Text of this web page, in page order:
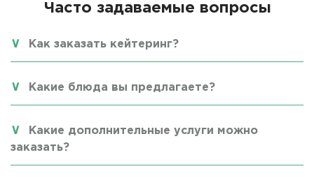
Часто задаваемые вопросы
Как заказать кейтеринг?
Какие блюда вы предлагаете?
Какие дополнительные услуги можно
заказать?